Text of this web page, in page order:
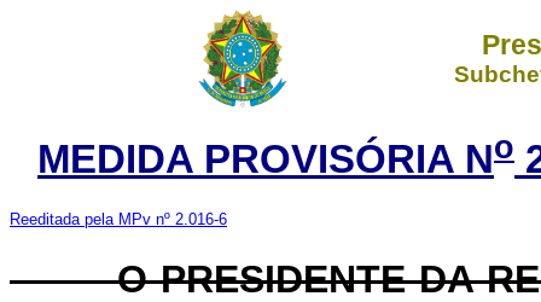
MEDIDA PROVISÓRIA No
Reeditada pela MPv nº 2.016-6
O PRESIDENTE DA